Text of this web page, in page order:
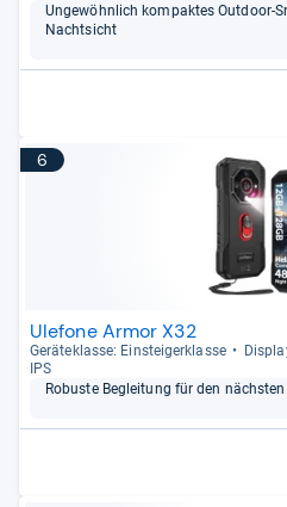
Unge­wöhn­lich kom­pak­tes Out­door-​
Nacht­sicht
6
Ulefone Armor X32
Gerä­te­klasse: Ein­stei­ger­klasse
IPS
Robuste Beglei­tung für den